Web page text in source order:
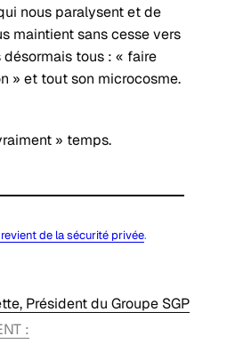
nous paralysent et de
maintient sans cesse vers
tous : « faire
» et tout son microcosme.
» temps.
de la sécurité privée.
Président du Groupe SGP
: